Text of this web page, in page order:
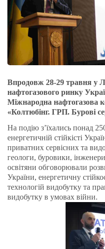
Впродовж 28-29 травня у
нафтогазового ринку
Міжнародна нафтогазова
«Колтюбінг. ГРП. Бурові
На подію з’їхались понад
енергетичній стійкісті
приватних сервісних та
геологи, буровики,
освітяни обговорювали
України, енергетичну
технологій видобутку та
видобутку в умовах війни.